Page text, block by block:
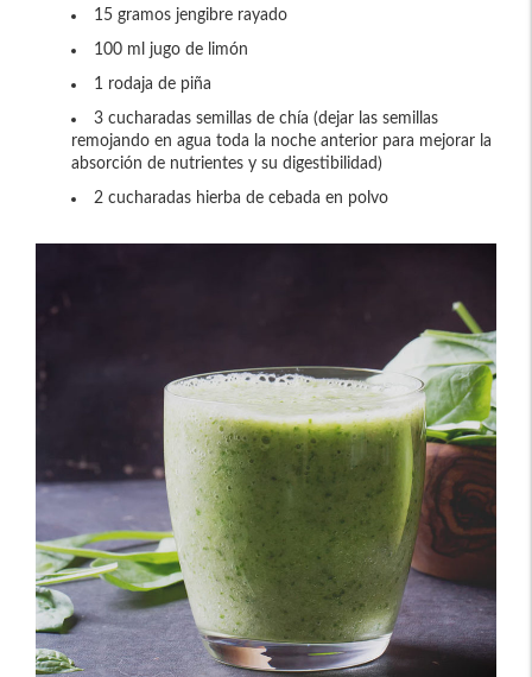
15 gramos jengibre rayado
100 ml jugo de limón
1 rodaja de piña
3 cucharadas semillas de chía (dejar las semillas
remojando en agua toda la noche anterior para mejorar la
absorción de nutrientes y su digestibilidad)
2 cucharadas hierba de cebada en polvo